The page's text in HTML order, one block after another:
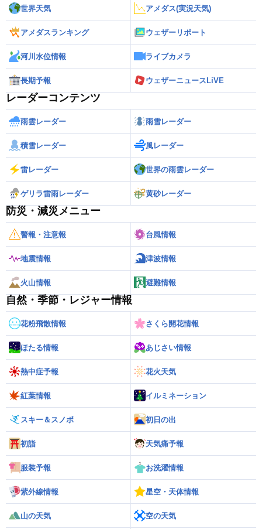
世界天気 アメダス(実況天気)
アメダスランキング ウェザーリポート
河川水位情報 ライブカメラ
長期予報 ウェザーニュースLiVE
レーダーコンテンツ
雨雲レーダー 雨雪レーダー
積雪レーダー 風レーダー
雷レーダー 世界の雨雲レーダー
ゲリラ雷雨レーダー 黄砂レーダー
防災・減災メニュー
警報・注意報 台風情報
地震情報 津波情報
火山情報 避難情報
自然・季節・レジャー情報
花粉飛散情報 さくら開花情報
ほたる情報 あじさい情報
熱中症予報 花火天気
紅葉情報 イルミネーション
スキー＆スノボ 初日の出
初詣 天気痛予報
服装予報 お洗濯情報
紫外線情報 星空・天体情報
山の天気 空の天気